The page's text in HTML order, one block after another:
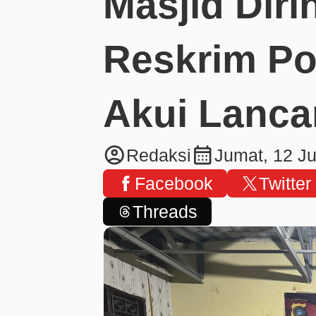
Reskrim
Akui
account_circleRedaksi calendar_monthJumat, 12
Facebook
Twitter
Threads